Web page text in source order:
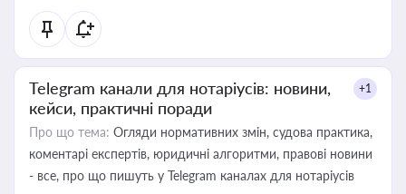
Telegram канали для нотаріусів: новини,
кейси, практичні поради
+1
Про що тема: Огляди нормативних змін, судова практика,
коментарі експертів, юридичні алгоритми, правові новини
- все, про що пишуть у Telegram каналах для нотаріусів